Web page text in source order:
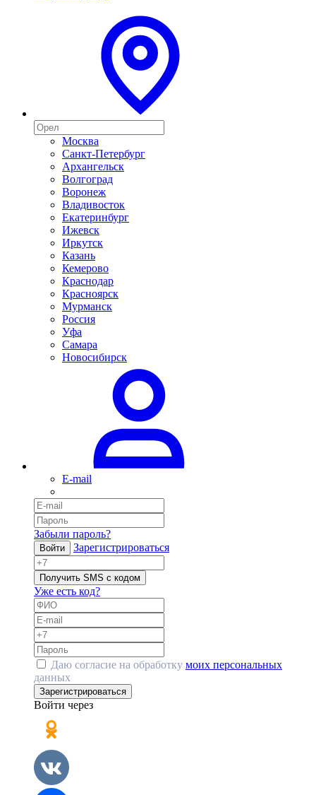
Москва
Санкт-Петербург
Архангельск
Волгоград
Воронеж
Владивосток
Екатеринбург
Ижевск
Иркутск
Казань
Кемерово
Краснодар
Красноярск
Мурманск
Россия
Уфа
Самара
Новосибирск
E-mail
Забыли пароль?
Войти Зарегистрироваться
Получить SMS с кодом
Уже есть код?
Даю согласие на обработку моих персональных
данных
Зарегистрироваться
Войти через